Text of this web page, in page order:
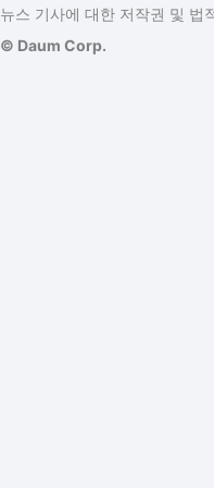
뉴스 기사에 대한 저작권 및 법
© Daum Corp.